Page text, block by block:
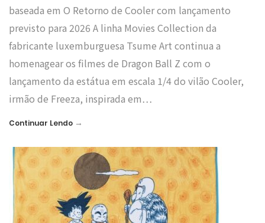
baseada em O Retorno de Cooler com lançamento
previsto para 2026 A linha Movies Collection da
fabricante luxemburguesa Tsume Art continua a
homenagear os filmes de Dragon Ball Z com o
lançamento da estátua em escala 1/4 do vilão Cooler,
irmão de Freeza, inspirada em…
Continuar Lendo →